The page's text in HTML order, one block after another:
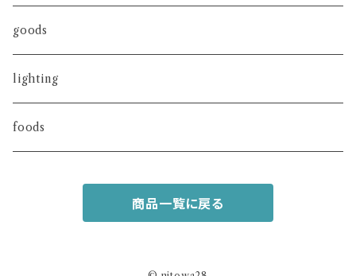
goods
lighting
foods
商品一覧に戻る